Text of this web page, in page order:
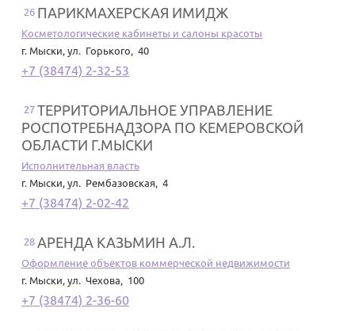
26 ПАРИКМАХЕРСКАЯ ИМИДЖ
Косметологические кабинеты и салоны красоты
г. Мыски, ул. Горького, 40
+7 (38474) 2-32-53
27 ТЕРРИТОРИАЛЬНОЕ УПРАВЛЕНИЕ
РОСПОТРЕБНАДЗОРА ПО КЕМЕРОВСКОЙ
ОБЛАСТИ Г.МЫСКИ
Исполнительная власть
г. Мыски, ул. Рембазовская, 4
+7 (38474) 2-02-42
28 АРЕНДА КАЗЬМИН А.Л.
Оформление объектов коммерческой недвижимости
г. Мыски, ул. Чехова, 100
+7 (38474) 2-36-60